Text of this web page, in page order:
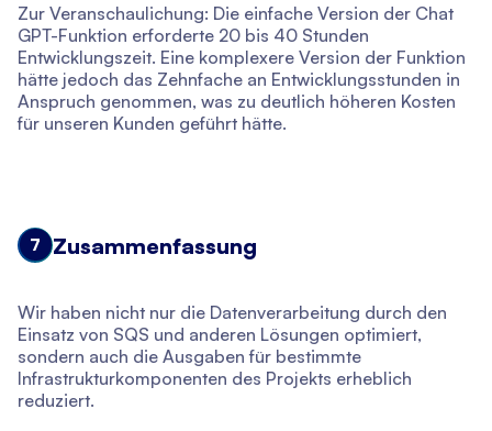
Zur Veranschaulichung: Die einfache Version der Chat
GPT-Funktion erforderte 20 bis 40 Stunden
Entwicklungszeit. Eine komplexere Version der Funktion
hätte jedoch das Zehnfache an Entwicklungsstunden in
Anspruch genommen, was zu deutlich höheren Kosten
für unseren Kunden geführt hätte.
7 Zusammenfassung
Wir haben nicht nur die Datenverarbeitung durch den
Einsatz von SQS und anderen Lösungen optimiert,
sondern auch die Ausgaben für bestimmte
Infrastrukturkomponenten des Projekts erheblich
reduziert.